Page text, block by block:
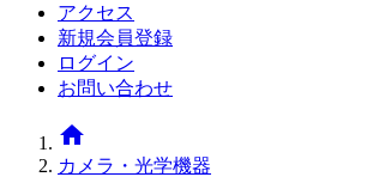
アクセス
新規会員登録
ログイン
お問い合わせ
home
カメラ・光学機器